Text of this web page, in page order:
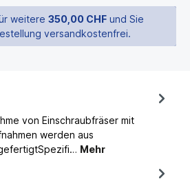
weitere 350,00 CHF und Sie
versandkostenfrei.
von Einschraubfräser mit
werden aus
Mehr